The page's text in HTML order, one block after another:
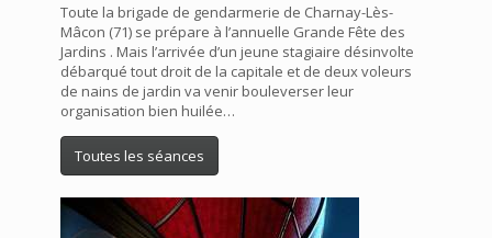
Toute la brigade de gendarmerie de Charnay-Lès-
Mâcon (71) se prépare à l’annuelle Grande Fête des
Jardins . Mais l’arrivée d’un jeune stagiaire désinvolte
débarqué tout droit de la capitale et de deux voleurs
de nains de jardin va venir bouleverser leur
organisation bien huilée…
Toutes les séances